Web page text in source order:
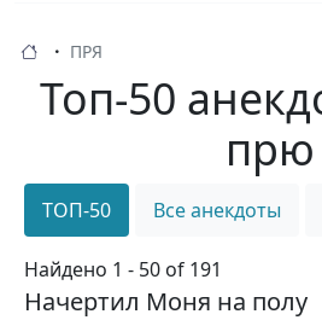
ПРЯ
Топ-50
прю
ТОП-50 Все анекдоты
Найдено 1 - 50 of 191
Начертил Моня на полу